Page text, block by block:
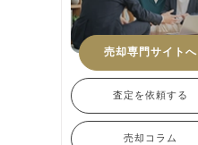
売却専門サイトへ
査定を依頼する
売却コラム